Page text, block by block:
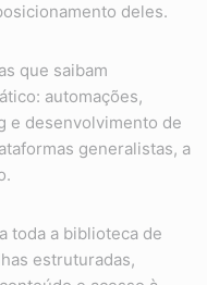
deles.
que saibam
automações,
e desenvolvimento de
generalistas, a
toda a biblioteca de
estruturadas,